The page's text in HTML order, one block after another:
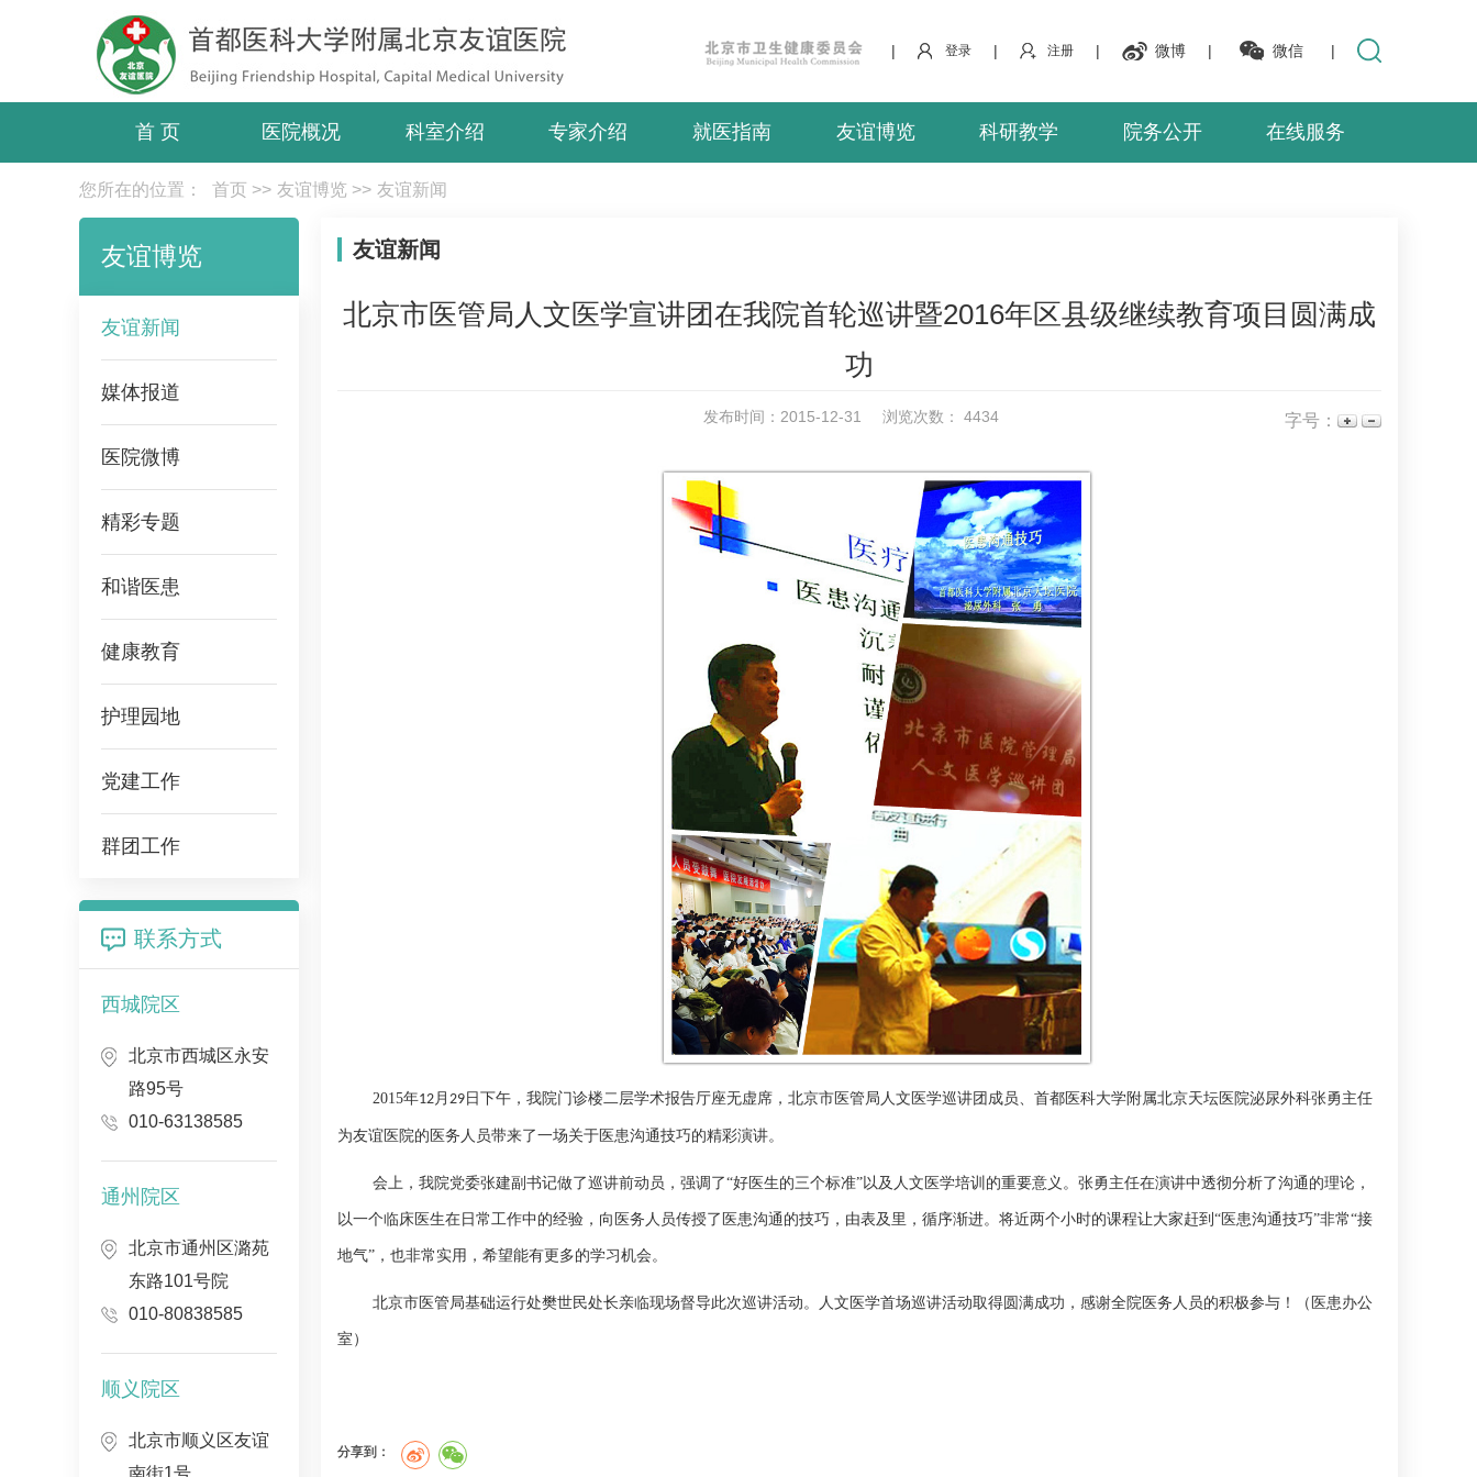
| 登录 | 注册 | 微博 | 微信 |
首 页 医院概况 科室介绍 专家介绍 就医指南 友谊博览 科研教学 院务公开 在线服务
您所在的位置： 首页 >> 友谊博览 >> 友谊新闻
友谊博览
友谊新闻
媒体报道
医院微博
精彩专题
和谐医患
健康教育
护理园地
党建工作
群团工作
联系方式
西城院区
北京市西城区永安
路95号
010-63138585
通州院区
北京市通州区潞苑
东路101号院
010-80838585
顺义院区
北京市顺义区友谊
南街1号
友谊新闻
北京市医管局人文医学宣讲团在我院首轮巡讲暨2016年区县级继续教育项目圆满成
功
发布时间：2015-12-31 浏览次数： 4434 字号：
2015年12月 29日下午，我院门诊楼二层学术报告厅座无虚席，北京市医管局人文医学巡讲团成员、首都医科大学附属北京天坛医院泌尿外科张勇主任
为友谊医院的医务人员带来了一场关于医患沟通技巧的精彩演讲。
会上，我院党委张建副书记做了巡讲前动员，强调了“好医生的三个标准”以及人文医学培训的重要意义。张勇主任在演讲中透彻分析了沟通的理论，
以一个临床医生在日常工作中的经验，向医务人员传授了医患沟通的技巧，由表及里，循序渐进。将近两个小时的课程让大家赶到“医患沟通技巧”非常“接
地气”，也非常实用，希望能有更多的学习机会。
北京市医管局基础运行处樊世民处长亲临现场督导此次巡讲活动。人文医学首场巡讲活动取得圆满成功，感谢全院医务人员的积极参与！ （ 医患办公
室 ）
分享到：